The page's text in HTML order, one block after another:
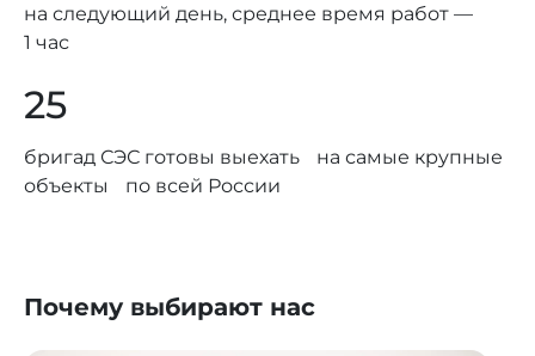
на следующий день, среднее время работ —
1 час
25
бригад СЭС готовы выехать на самые крупные
объекты по всей России
Почему выбирают нас